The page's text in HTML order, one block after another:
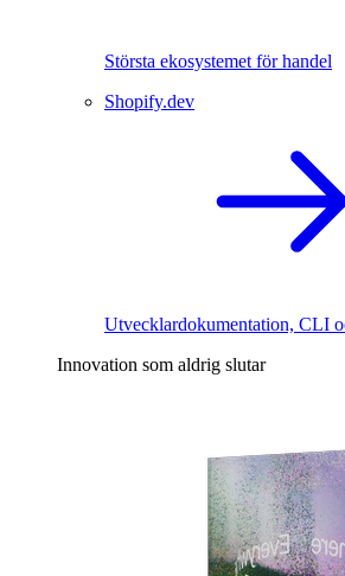
Största ekosystemet för handel
Shopify.dev
Utvecklardokumentation, CLI
Innovation som aldrig slutar